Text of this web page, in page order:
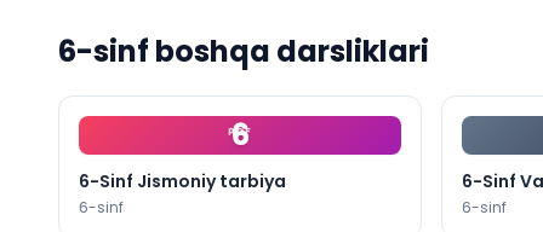
53-
54-
55-
56-
57-
6-sinf boshqa darsliklari
6
PDF
6-Sinf Jismoniy tarbiya
6-sinf
6-Sinf
6-sinf